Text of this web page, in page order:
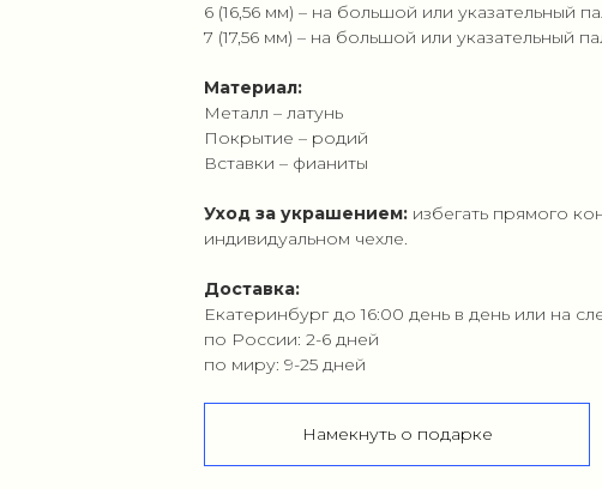
6 (16,56 мм) – на большой или указательный
7 (17,56 мм) – на большой или указательный
Материал:
Металл – латунь
Покрытие – родий
Вставки – фианиты
Уход за украшением: избегать прямого
индивидуальном чехле.
Доставка:
Екатеринбург до 16:00 день в день или на
по России: 2-6 дней
по миру: 9-25 дней
Намекнуть о подарке